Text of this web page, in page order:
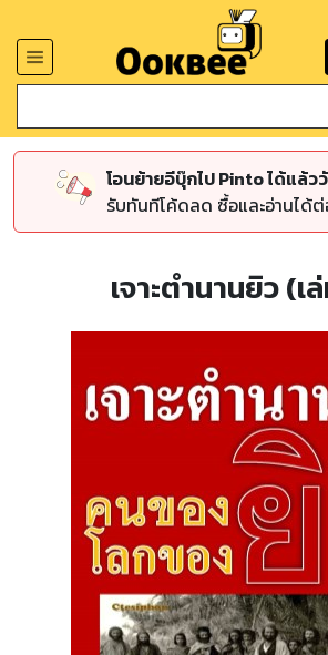
โอนย้ายอีบุ๊กไป Pinto ได้แล้ว
รับทันทีโค้ดลด ซื้อและอ่านได้
เจาะตำนานยิว (เ